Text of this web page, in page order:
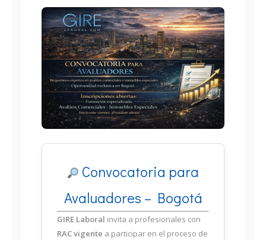
Convocatoria para
Avaluadores – Bogotá
GIRE Laboral invita a profesionales con
RAC vigente a participar en el proceso de